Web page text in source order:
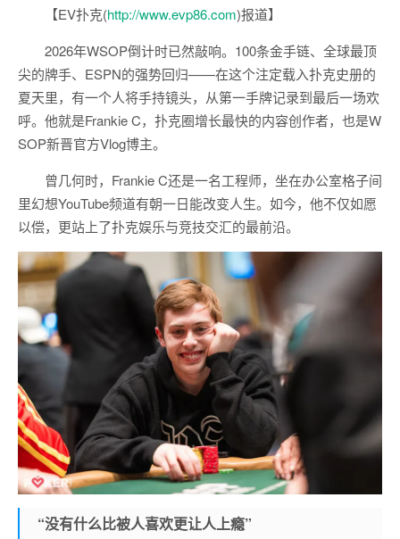
【EV扑克(http://www.evp86.com)报道】
2026年WSOP倒计时已然敲响。100条金手链、全球最顶
尖的牌手、ESPN的强势回归——在这个注定载入扑克史册的
夏天里，有一个人将手持镜头，从第一手牌记录到最后一场欢
呼。他就是Frankie C，扑克圈增长最快的内容创作者，也是W
SOP新晋官方Vlog博主。
曾几何时，Frankie C还是一名工程师，坐在办公室格子间
里幻想YouTube频道有朝一日能改变人生。如今，他不仅如愿
以偿，更站上了扑克娱乐与竞技交汇的最前沿。
“没有什么比被人喜欢更让人上瘾”